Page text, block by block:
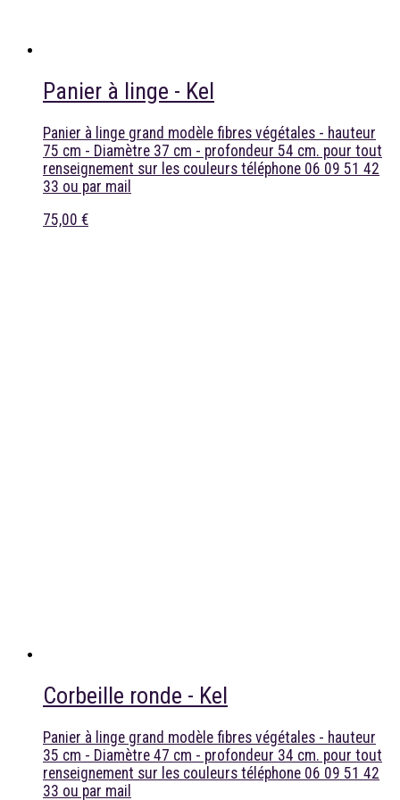
Panier à linge - Kel
Panier à linge grand modèle fibres végétales - hauteur
75 cm - Diamètre 37 cm - profondeur 54 cm. pour tout
renseignement sur les couleurs téléphone 06 09 51 42
33 ou par mail
75,00 €
Corbeille ronde - Kel
Panier à linge grand modèle fibres végétales - hauteur
35 cm - Diamètre 47 cm - profondeur 34 cm. pour tout
renseignement sur les couleurs téléphone 06 09 51 42
33 ou par mail